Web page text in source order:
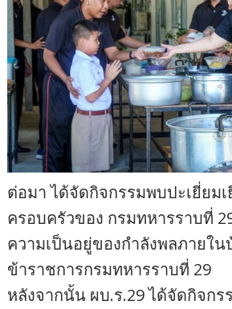
ต่อมา ได้จัดกิจกรรมพบปะเยี่ยม
ครอบครัวของ กรมทหารราบที่
ความเป็นอยู่ของกำลังพลภายใ
ข้าราชการกรมทหารราบที่ 29
หลังจากนั้น ผบ.ร.29 ได้จัดกิจก